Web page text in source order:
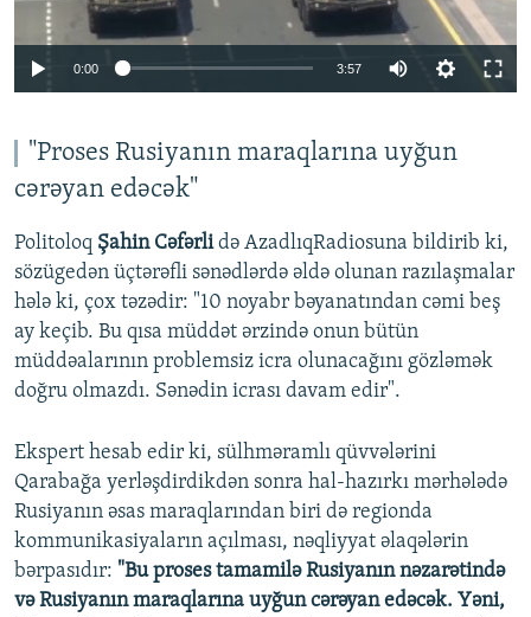
Auto
720p 1080p
0:00 3:57
360p
1080p
"Proses Rusiyanın maraqlarına uyğun
cərəyan edəcək"
Politoloq Şahin Cəfərlidə AzadlıqRadiosuna bildirib ki,
sözügedən üçtərəfli sənədlərdə əldə olunan razılaşmalar
hələ ki, çox təzədir: "10 noyabr bəyanatından cəmi beş
ay keçib. Bu qısa müddət ərzində onun bütün
müddəalarının problemsiz icra olunacağını gözləmək
doğru olmazdı. Sənədin icrası davam edir".
Ekspert hesab edir ki, sülhməramlı qüvvələrini
Qarabağa yerləşdirdikdən sonra hal-hazırkı mərhələdə
Rusiyanın əsas maraqlarından biri də regionda
kommunikasiyaların açılması, nəqliyyat əlaqələrin
bərpasıdır: "Bu proses tamamilə Rusiyanın nəzarətində
və Rusiyanın maraqlarına uyğun cərəyan edəcək. Yəni,